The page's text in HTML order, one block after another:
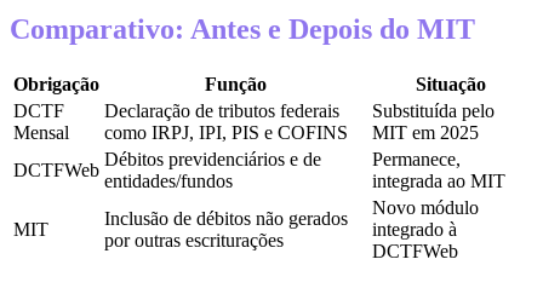
Comparativo: Antes e Depois do MIT
Obrigação Função
Situação
DCTF
Mensal
Declaração de tributos federais
como IRPJ, IPI, PIS e COFINS
Substituída pelo
MIT em 2025
DCTFWeb
Débitos previdenciários e de
entidades/fundos
Permanece,
integrada ao MIT
MIT
Inclusão de débitos não gerados
por outras escriturações
Novo módulo
integrado à
DCTFWeb